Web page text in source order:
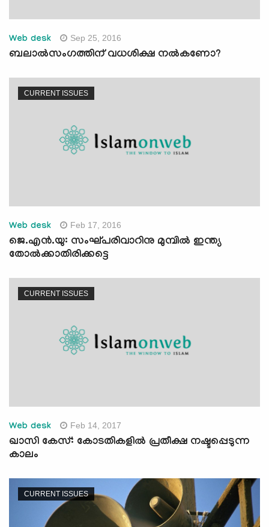
Web desk Sep 25, 2016
ബലാല്‍സംഗത്തിന് വധശിക്ഷ നല്‍കണോ?
CURRENT ISSUES
Web desk Feb 17, 2016
ജെ.എന്‍.യു: സംഘ്പരിവാറിനു മുമ്പില്‍ ഇന്ത്യ
തോല്‍ക്കാതിരിക്കട്ടെ
CURRENT ISSUES
Web desk Feb 14, 2017
ഖാസി കേസ്: കോടതികളില്‍ പ്രതീക്ഷ നഷ്ടപ്പെടുന്ന
കാലം
CURRENT ISSUES